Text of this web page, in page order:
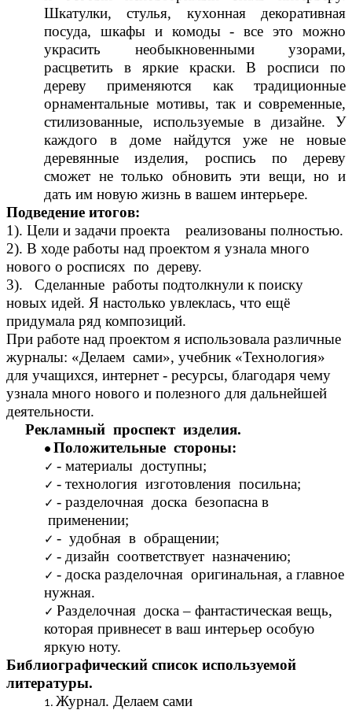
Шкатулки, стулья, кухонная декоративная
посуда, шкафы и комоды - все это можно
украсить необыкновенными узорами,
расцветить в яркие краски. В росписи по
дереву применяются как традиционные
орнаментальные мотивы, так и современные,
стилизованные, используемые в дизайне. У
каждого в доме найдутся уже не новые
деревянные изделия, роспись по дереву
сможет не только обновить эти вещи, но и
дать им новую жизнь в вашем интерьере.
Подведение итогов:
1). Цели и задачи проекта реализованы полностью.
2). В ходе работы над проектом я узнала много
нового о росписях по дереву.
3). Сделанные работы подтолкнули к поиску
новых идей. Я настолько увлеклась, что ещё
придумала ряд композиций.
При работе над проектом я использовала различные
журналы: «Делаем сами», учебник «Технология»
для учащихся, интернет - ресурсы, благодаря чему
узнала много нового и полезного для дальнейшей
деятельности.
Рекламный проспект изделия.
Положительные стороны:
- материалы доступны;
- технология изготовления посильна;
- разделочная доска безопасна в
применении;
- удобная в обращении;
- дизайн соответствует назначению;
- доска разделочная оригинальная, а главное
нужная.
Разделочная доска – фантастическая вещь,
которая привнесет в ваш интерьер особую
яркую ноту.
Библиографический список используемой
литературы.
Журнал. Делаем сами